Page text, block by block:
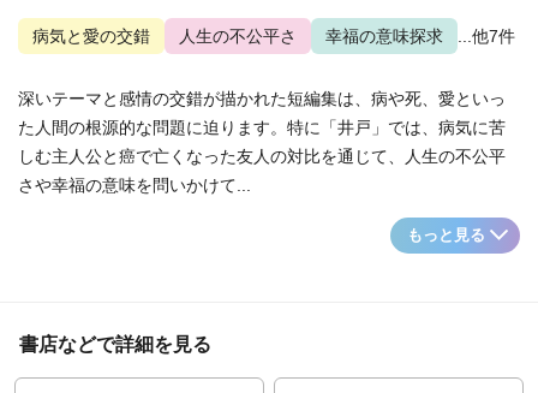
病気と愛の交錯 人生の不公平さ 幸福の意味探求 ...他7件
深いテーマと感情の交錯が描かれた短編集は、病や死、愛といっ
た人間の根源的な問題に迫ります。特に「井戸」では、病気に苦
しむ主人公と癌で亡くなった友人の対比を通じて、人生の不公平
さや幸福の意味を問いかけて...
もっと見る
書店などで詳細を見る